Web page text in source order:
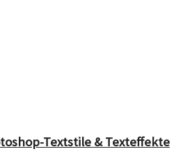
Textstile & Texteffekte